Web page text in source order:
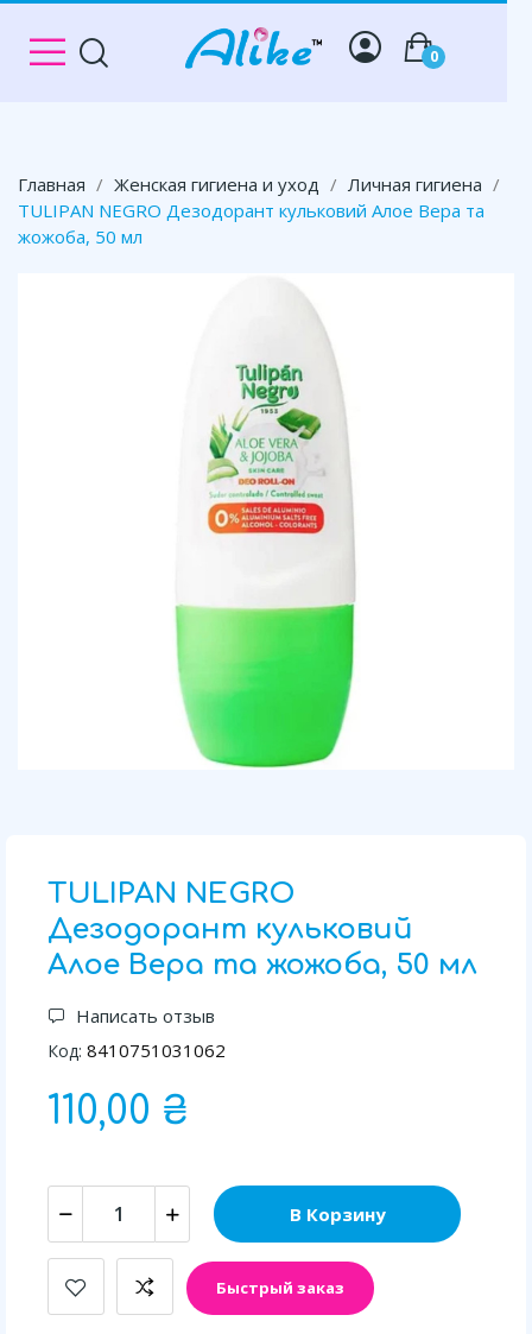
0
Главная Женская гигиена и уход
Личная гигиена
TULIPAN NEGRO Дезодорант кульковий Алое Вера та
жожоба, 50 мл
TULIPAN NEGRO
Дезодорант кульковий
Алое Вера та жожоба, 50 мл
Написать отзыв
Код: 8410751031062
110,00 ₴
В Корзину
Быстрый заказ